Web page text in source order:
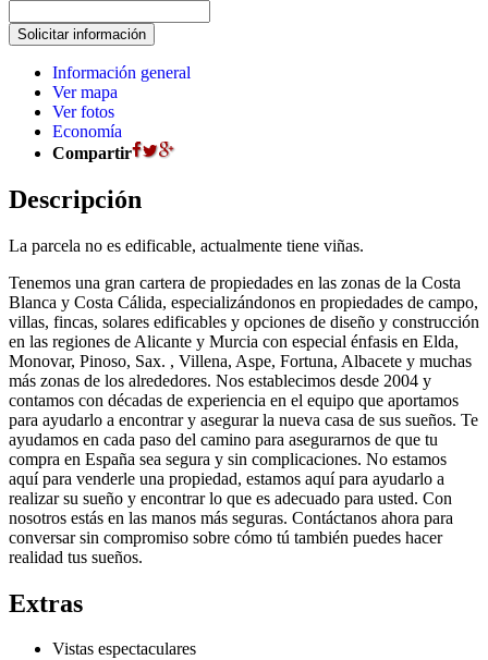
Información general
Ver mapa
Ver fotos
Economía
Compartir
Descripción
La parcela no es edificable, actualmente tiene viñas.
Tenemos una gran cartera de propiedades en las zonas de la Costa
Blanca y Costa Cálida, especializándonos en propiedades de campo,
villas, fincas, solares edificables y opciones de diseño y construcción
en las regiones de Alicante y Murcia con especial énfasis en Elda,
Monovar, Pinoso, Sax. , Villena, Aspe, Fortuna, Albacete y muchas
más zonas de los alrededores. Nos establecimos desde 2004 y
contamos con décadas de experiencia en el equipo que aportamos
para ayudarlo a encontrar y asegurar la nueva casa de sus sueños. Te
ayudamos en cada paso del camino para asegurarnos de que tu
compra en España sea segura y sin complicaciones. No estamos
aquí para venderle una propiedad, estamos aquí para ayudarlo a
realizar su sueño y encontrar lo que es adecuado para usted. Con
nosotros estás en las manos más seguras. Contáctanos ahora para
conversar sin compromiso sobre cómo tú también puedes hacer
realidad tus sueños.
Extras
Vistas espectaculares